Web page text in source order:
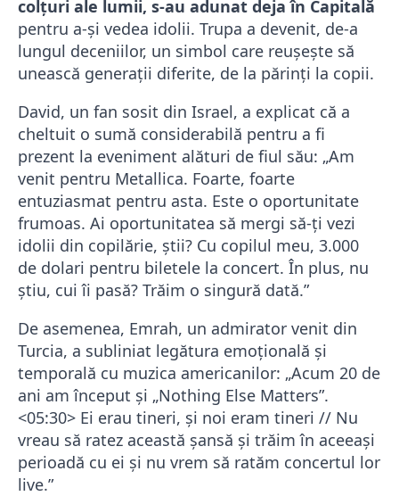
colțuri ale lumii, s-au adunat deja în Capitală
pentru a-și vedea idolii. Trupa a devenit, de-a
lungul deceniilor, un simbol care reușește să
unească generații diferite, de la părinți la copii.
David, un fan sosit din Israel, a explicat că a
cheltuit o sumă considerabilă pentru a fi
prezent la eveniment alături de fiul său: „Am
venit pentru Metallica. Foarte, foarte
entuziasmat pentru asta. Este o oportunitate
frumoas. Ai oportunitatea să mergi să-ți vezi
idolii din copilărie, știi? Cu copilul meu, 3.000
de dolari pentru biletele la concert. În plus, nu
știu, cui îi pasă? Trăim o singură dată.”
De asemenea, Emrah, un admirator venit din
Turcia, a subliniat legătura emoțională și
temporală cu muzica americanilor: „Acum 20 de
ani am început și „Nothing Else Matters”.
<05:30> Ei erau tineri, și noi eram tineri // Nu
vreau să ratez această șansă și trăim în aceeași
perioadă cu ei și nu vrem să ratăm concertul lor
live.”